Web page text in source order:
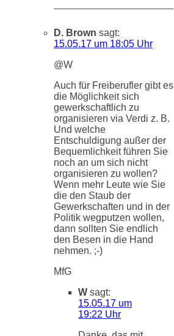
D. Brown sagt:
15.05.17 um 18:05 Uhr
@W
Auch für Freiberufler gibt es
die Möglichkeit sich
gewerkschaftlich zu
organisieren via Verdi z. B.
Und welche
Entschuldigung außer der
Bequemlichkeit führen Sie
noch an um sich nicht
organisieren zu wollen?
Wenn mehr Leute wie Sie
die den Staub der
Gewerkschaften und in der
Politik wegputzen wollen,
dann sollten Sie endlich
den Besen in die Hand
nehmen. ;-)
MfG
W sagt:
15.05.17 um
19:22 Uhr